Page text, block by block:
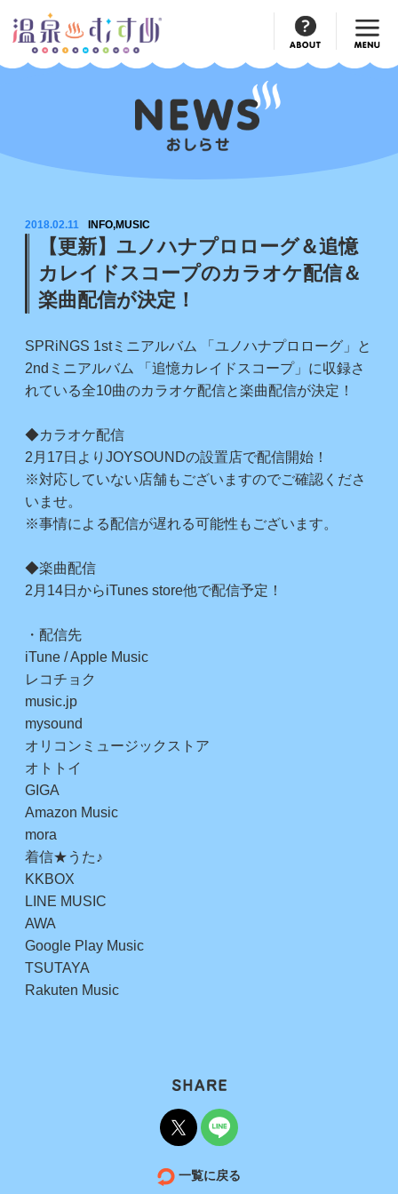
Official
Account
2018.02.11 INFO,MUSIC
【更新】ユノハナプロローグ＆追憶
カレイドスコープのカラオケ配信＆
楽曲配信が決定！
SPRiNGS 1stミニアルバム 「ユノハナプロローグ」と
2ndミニアルバム 「追憶カレイドスコープ」に収録さ
れている全10曲のカラオケ配信と楽曲配信が決定！
◆カラオケ配信
2月17日よりJOYSOUNDの設置店で配信開始！
※対応していない店舗もございますのでご確認くださ
いませ。
※事情による配信が遅れる可能性もございます。
◆楽曲配信
2月14日からiTunes store他で配信予定！
・配信先
iTune / Apple Music
レコチョク
music.jp
mysound
オリコンミュージックストア
オトトイ
GIGA
Amazon Music
mora
着信★うた♪
KKBOX
LINE MUSIC
AWA
Google Play Music
TSUTAYA
Rakuten Music
一覧に戻る